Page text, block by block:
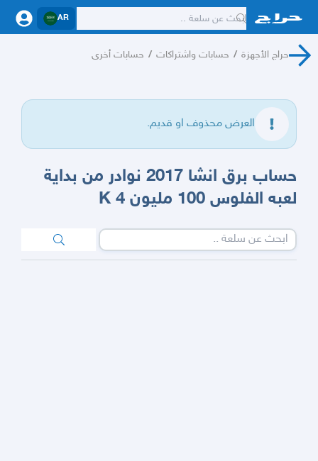
AR
حراج الأجهزة / حسابات واشتراكات / حسابات أخرى
العرض محذوف او قديم.
حساب برق انشا 2017 نوادر من بداية
لعبه الفلوس 100 مليون K 4